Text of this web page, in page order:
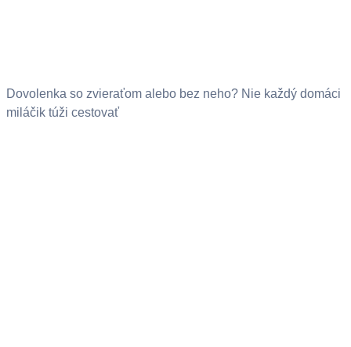
Dovolenka so zvieraťom alebo bez neho? Nie každý domáci
miláčik túži cestovať